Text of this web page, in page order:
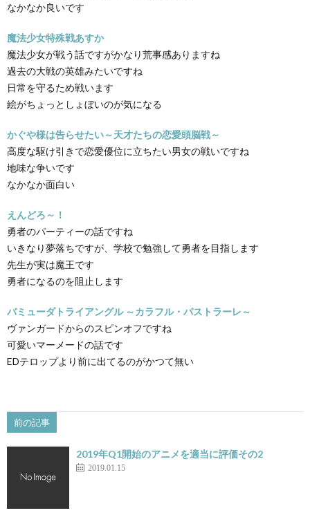
なかなか良いです
魔法少女特殊戦あすか
魔法少女が戦う話ですがかなり荒事感ありますね
過去の大戦の英雄みたいですね
日常を守るため戦います
絵がちょっとしょぼいのが気になる
かぐや様は告らせたい～天才たちの恋愛頭脳戦～
高度な駆け引きで恋愛優位に立ちたい男女の戦いですね
地味な争いです
なかなか面白い
えんどろ～！
勇者のパーティーの話ですね
いきなり夢落ちですが、学校で勉強して勇者を目指します
先生が実は魔王です
勇者になるのを阻止します
バミューダトライアングル ～カラフル・パストラーレ～
ヴァンガードからのスピンオフですね
可愛いマーメードの話です
EDテロップより前に出てるのがかつて無い
前の記事
2019年Q1開始のアニメを適当に評価その2
2019.01.15